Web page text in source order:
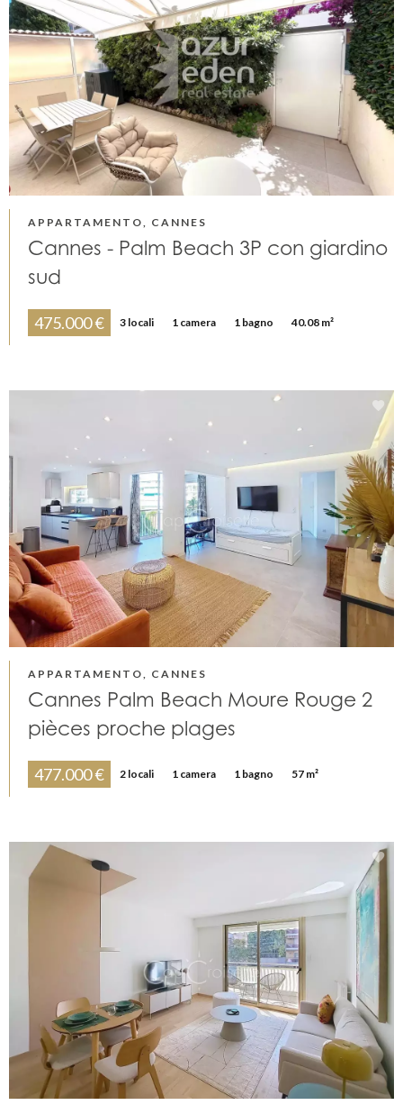
APPARTAMENTO, CANNES
Cannes - Palm Beach 3P con giardino
sud
475.000 € 3 locali 1 camera 1 bagno 40.08 m²
APPARTAMENTO, CANNES
Cannes Palm Beach Moure Rouge 2
pièces proche plages
477.000 € 2 locali 1 camera 1 bagno 57 m²